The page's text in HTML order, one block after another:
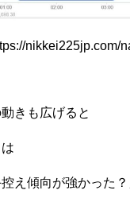
nikkei225jp.com/
きも広げると
え傾向が強かった？